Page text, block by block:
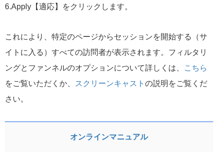
6.Apply【適応】をクリックします。
これにより、特定のページからセッションを開始する（サ
イトに入る）すべての訪問者が表示されます。フィルタリ
ングとファンネルのオプションについて詳しくは、
こちら
をご覧いただくか、
スクリーンキャスト の説明をご覧くだ
さい。
オンラインマニュアル